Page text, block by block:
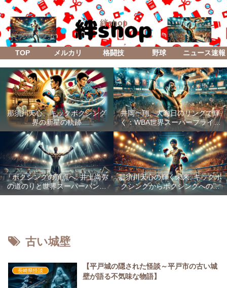
絆shop
TOP メルカリ 格闘技 野球 ニュース速報
那須川天心、キックボクシング
界の新星の軌跡
井岡一翔、大晦日のリングで輝
く：WBA世界スーパーフライ級
防衛戦「Lifetime Boxing Fights
18」
「ボクシングの頂点へ: 井上尚弥
の道のりと世界スーパーバンタ
ム級統一戦の全貌」
那須川天心の輝く未来: キックボ
クシングからボクシングへの成
功した転身
古い城壁
長崎県怪談
【平戸城の隠された怪談～平戸市の古い城
壁が語る不気味な物語】